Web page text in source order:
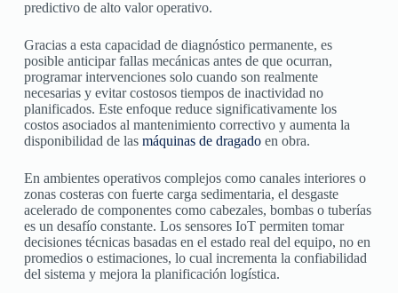
predictivo de alto valor operativo.
Gracias a esta capacidad de diagnóstico permanente, es
posible anticipar fallas mecánicas antes de que ocurran,
programar intervenciones solo cuando son realmente
necesarias y evitar costosos tiempos de inactividad no
planificados. Este enfoque reduce significativamente los
costos asociados al mantenimiento correctivo y aumenta la
disponibilidad de las máquinas de dragadoen obra.
En ambientes operativos complejos como canales interiores o
zonas costeras con fuerte carga sedimentaria, el desgaste
acelerado de componentes como cabezales, bombas o tuberías
es un desafío constante. Los sensores IoT permiten tomar
decisiones técnicas basadas en el estado real del equipo, no en
promedios o estimaciones, lo cual incrementa la confiabilidad
del sistema y mejora la planificación logística.